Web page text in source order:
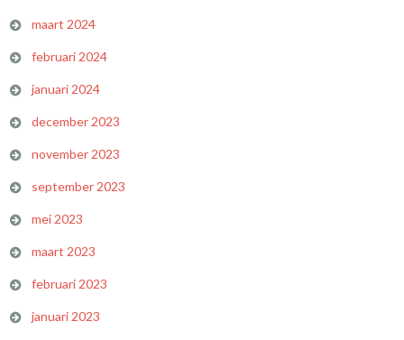
maart 2024
februari 2024
januari 2024
december 2023
november 2023
september 2023
mei 2023
maart 2023
februari 2023
januari 2023